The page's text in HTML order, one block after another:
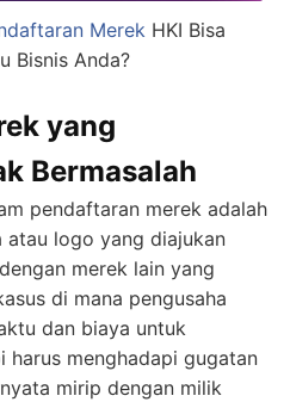
MerekHKI Bisa
Bisnis Anda?
yang
Bermasalah
pendaftaran merek adalah
atau logo yang diajukan
merek lain yang
di mana pengusaha
dan biaya untuk
harus menghadapi gugatan
mirip dengan milik